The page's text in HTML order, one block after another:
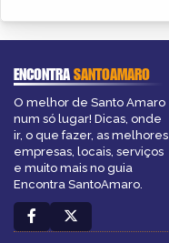
ENCONTRASANTOAMARO
O melhor de Santo Amaro
num só lugar! Dicas, onde
ir, o que fazer, as melhores
empresas, locais, serviços
e muito mais no guia
Encontra SantoAmaro.